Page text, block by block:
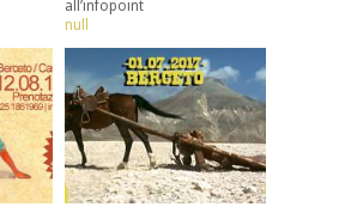
all’infopoint
null